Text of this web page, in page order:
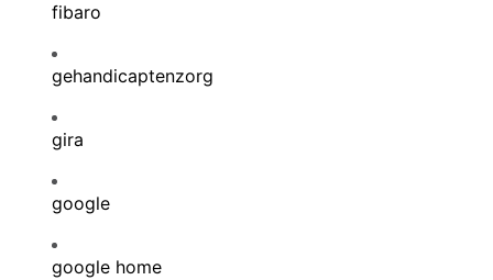
fibaro
gehandicaptenzorg
gira
google
google home